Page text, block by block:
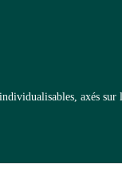
axés